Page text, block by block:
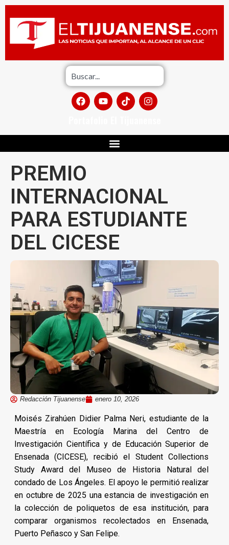
PREMIO
INTERNACIONAL
PARA ESTUDIANTE
DEL CICESE
Redacción Tijuanense enero 10, 2026
Moisés Zirahúen Didier Palma Neri, estudiante de la
Maestría en Ecología Marina del Centro de
Investigación Científica y de Educación Superior de
Ensenada (CICESE), recibió el Student Collections
Study Award del Museo de Historia Natural del
condado de Los Ángeles. El apoyo le permitió realizar
en octubre de 2025 una estancia de investigación en
la colección de poliquetos de esa institución, para
comparar organismos recolectados en Ensenada,
Puerto Peñasco y San Felipe.